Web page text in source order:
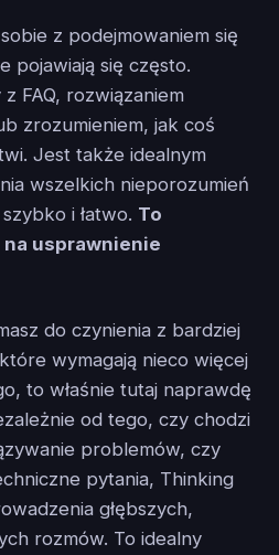
z podejmowaniem się
pojawiają się często.
FAQ, rozwiązaniem
zrozumieniem, jak coś
Jest także idealnym
wszelkich nieporozumień
i łatwo. To
usprawnienie
do czynienia z bardziej
wymagają nieco więcej
to właśnie tutaj naprawdę
od tego, czy chodzi
problemów, czy
pytania, Thinking
głębszych,
rozmów. To idealny